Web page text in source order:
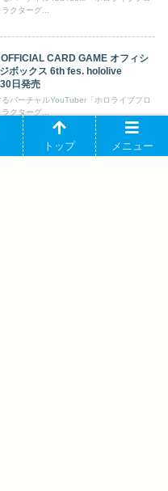
クターグ...
CARD GAME オフィシ
ボックス 6th fes. hololive
日発売
バーチャルYouTuber「ホロライブプロ
クターグ...
トップ メニュー